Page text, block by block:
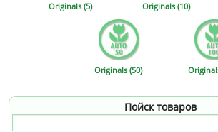
Originals (5) Originals (10)
Originals (50)
Пойск товаров